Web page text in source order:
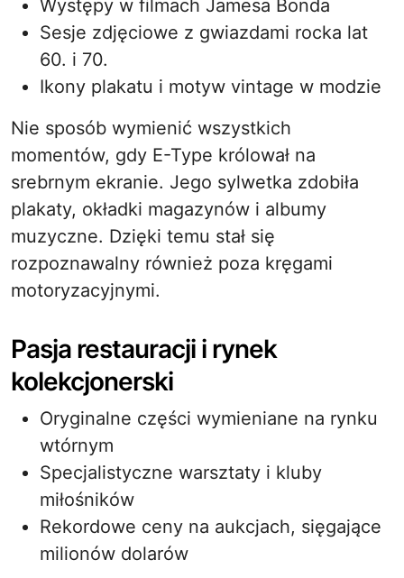
Występy w filmach Jamesa Bonda
Sesje zdjęciowe z gwiazdami rocka lat
60. i 70.
Ikony plakatu i motyw vintage w modzie
Nie sposób wymienić wszystkich
momentów, gdy E-Type królował na
srebrnym ekranie. Jego sylwetka zdobiła
plakaty, okładki magazynów i albumy
muzyczne. Dzięki temu stał się
rozpoznawalny również poza kręgami
motoryzacyjnymi.
Pasja restauracji i rynek
kolekcjonerski
Oryginalne części wymieniane na rynku
wtórnym
Specjalistyczne warsztaty i kluby
miłośników
Rekordowe ceny na aukcjach, sięgające
milionów dolarów